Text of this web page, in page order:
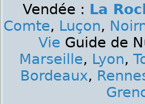
Vendée : La
Comte, Luçon,
Vie Guide de
Marseille, Lyon,
Bordeaux,